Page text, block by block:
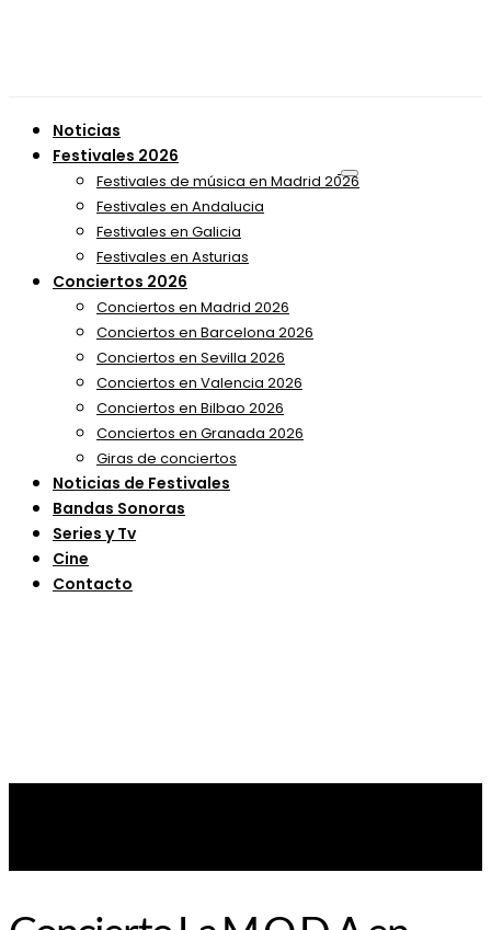
Noticias
Festivales 2026
Festivales de música en Madrid 2026
Festivales en Andalucia
Festivales en Galicia
Festivales en Asturias
Conciertos 2026
Conciertos en Madrid 2026
Conciertos en Barcelona 2026
Conciertos en Sevilla 2026
Conciertos en Valencia 2026
Conciertos en Bilbao 2026
Conciertos en Granada 2026
Giras de conciertos
Noticias de Festivales
Bandas Sonoras
Series y Tv
Cine
Contacto